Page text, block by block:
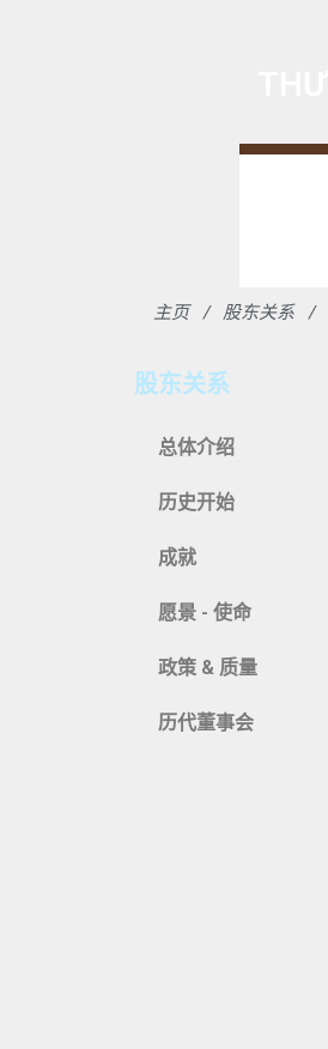
主页 股东关系
股东关系
总体介绍
历史开始
成就
愿景 - 使命
政策 & 质量
历代董事会